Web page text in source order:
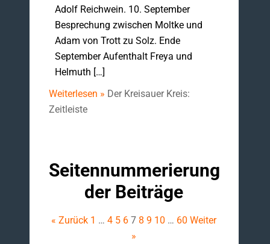
Adolf Reichwein. 10. September
Besprechung zwischen Moltke und
Adam von Trott zu Solz. Ende
September Aufenthalt Freya und
Helmuth […]
Weiterlesen » Der Kreisauer Kreis:
Zeitleiste
Seitennummerierung
der Beiträge
« Zurück 1 … 4 5 6 7 8 9 10 … 60 Weiter
»